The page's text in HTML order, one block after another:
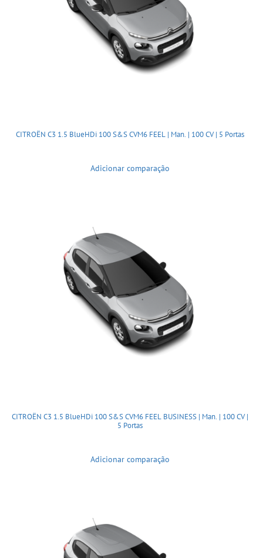
CITROËN C3 1.5 BlueHDi 100 S&S CVM6 FEEL | Man. | 100 CV | 5 Portas
Adicionar comparação
CITROËN C3 1.5 BlueHDi 100 S&S CVM6 FEEL BUSINESS | Man. | 100 CV |
5 Portas
Adicionar comparação